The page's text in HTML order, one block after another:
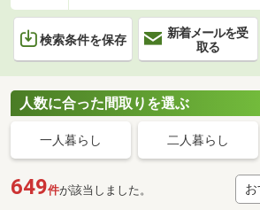
検索条件を保存
新着メールを受
取る
人数に合った間取りを選ぶ
一人暮らし 二人暮らし
649件が該当しました。